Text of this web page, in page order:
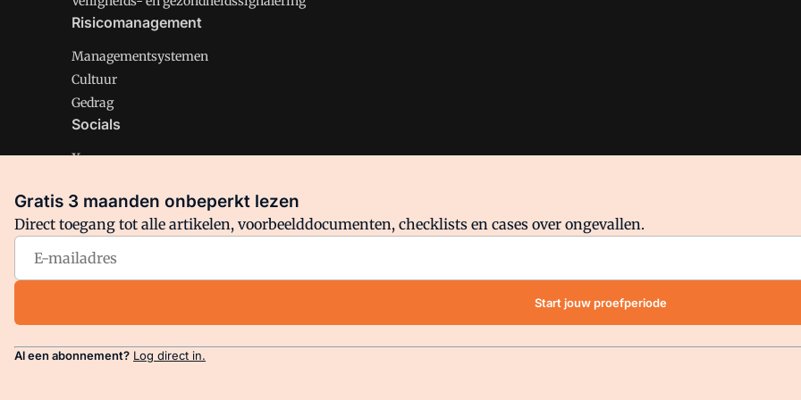
Risicomanagement
Managementsystemen
Cultuur
Gedrag
Socials
X
Facebook
Arbo is onderdeel van VMN media. Lees inons manifestwaar VMN media voor staat. Op gebruik van deze site zijn de
Gratis 3 maanden onbeperkt lezen
Direct toegang tot alle artikelen, voorbeelddocumenten, checklists en cases over ongevallen.
Start jouw proefperiode
Al een abonnement? Log direct in.